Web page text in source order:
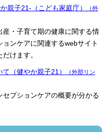
親子21-（こども家庭庁）
（外
産・子育て期の健康に関する情
ンケアに関連するwebサイト
けます。
（健やか親子21）
（外部リン
プションケアの概要が分かる